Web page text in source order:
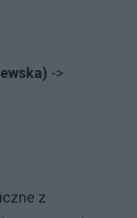
->
z